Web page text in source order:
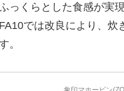
っくらとした食感が実
では改良により、炊
。